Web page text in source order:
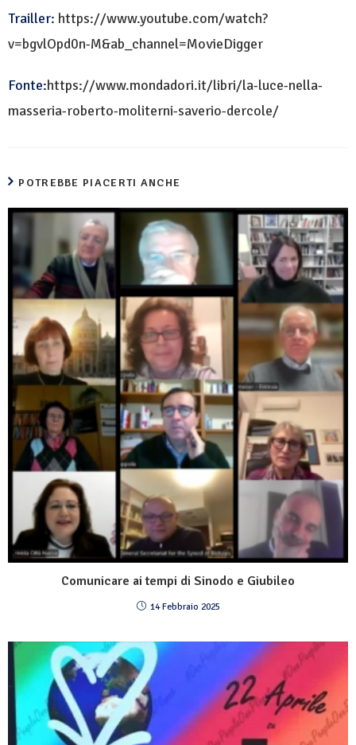
Trailler: https://www.youtube.com/watch?
v=bgvlOpd0n-M&ab_channel=MovieDigger
Fonte:https://www.mondadori.it/libri/la-luce-nella-
masseria-roberto-moliterni-saverio-dercole/
POTREBBE PIACERTI ANCHE
Comunicare ai tempi di Sinodo e Giubileo
14 Febbraio 2025